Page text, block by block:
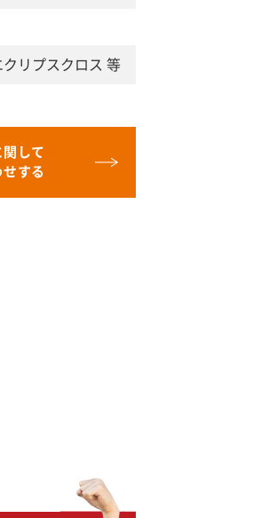
クリプスクロス 等
関して
する